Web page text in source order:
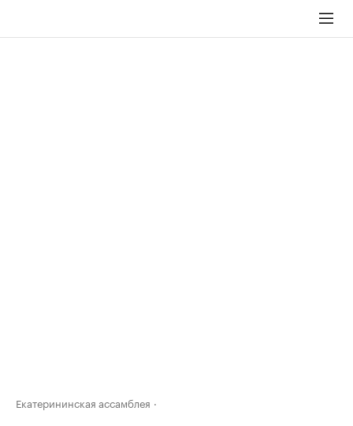
Екатерининская ассамблея